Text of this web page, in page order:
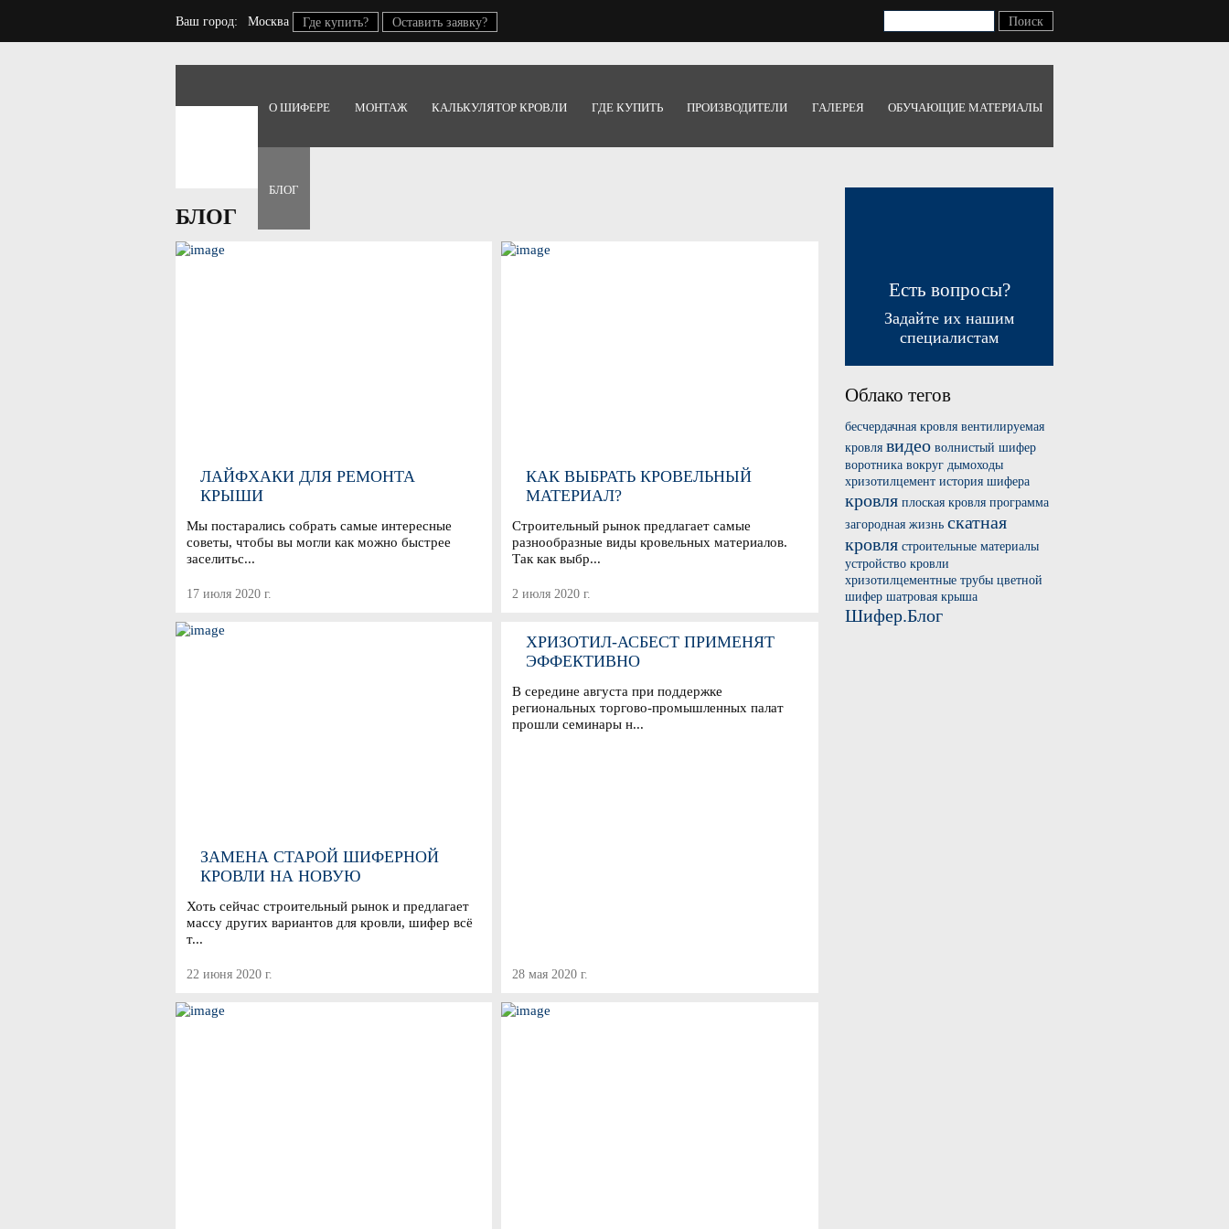
Ваш город: Москва Где купить? Оставить заявку?
О ШИФЕРЕ МОНТАЖ КАЛЬКУЛЯТОР КРОВЛИ ГДЕ КУПИТЬ ПРОИЗВОДИТЕЛИ ГАЛЕРЕЯ ОБУЧАЮЩИЕ МАТЕРИАЛЫ
БЛОГ
БЛОГ
ЛАЙФХАКИ ДЛЯ РЕМОНТА
КРЫШИ
Мы постарались собрать самые интересные
советы, чтобы вы могли как можно быстрее
заселитьс...
17 июля 2020 г.
КАК ВЫБРАТЬ КРОВЕЛЬНЫЙ
МАТЕРИАЛ?
Строительный рынок предлагает самые
разнообразные виды кровельных материалов.
Так как выбр...
2 июля 2020 г.
ЗАМЕНА СТАРОЙ ШИФЕРНОЙ
КРОВЛИ НА НОВУЮ
Хоть сейчас строительный рынок и предлагает
массу других вариантов для кровли, шифер всё
т...
22 июня 2020 г.
ХРИЗОТИЛ-АСБЕСТ ПРИМЕНЯТ
ЭФФЕКТИВНО
В середине августа при поддержке
региональных торгово-промышленных палат
прошли семинары н...
28 мая 2020 г.
Есть вопросы?
Задайте их нашим
специалистам
Облако тегов
бесчердачная кровля вентилируемая
кровля видео волнистый шифер
воротника вокруг дымоходы
хризотилцемент история шифера
кровля плоская кровля программа
загородная жизнь скатная
кровля строительные материалы
устройство кровли
хризотилцементные трубы цветной
шифер шатровая крыша
Шифер.Блог